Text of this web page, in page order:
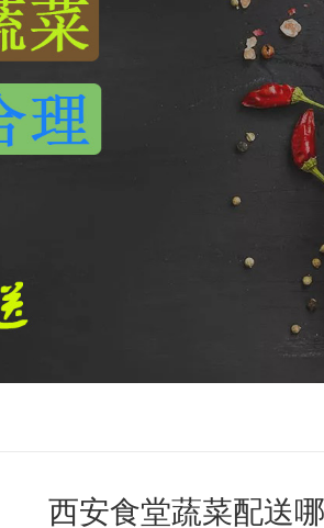
西安食堂蔬菜配送